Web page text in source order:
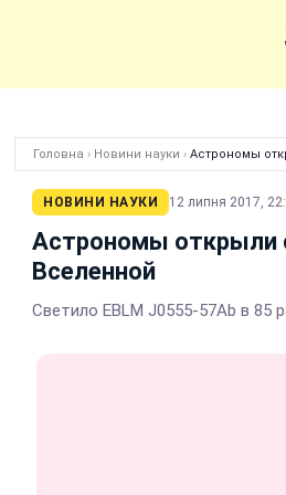
Головна › Новини науки › Астрономы
НОВИНИ НАУКИ 12 липня 2017,
Астрономы открыли
Вселенной
Светило EBLM J0555-57Ab в 85